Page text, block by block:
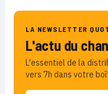
LA NEWSLETTER
L'actu du
L'essentiel de la
vers 7h dans votre